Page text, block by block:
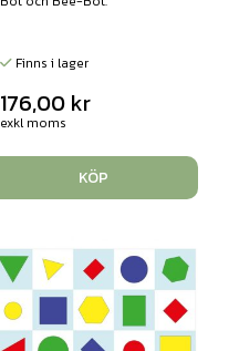
Finns i lager
176,00 kr
exkl moms
KÖP